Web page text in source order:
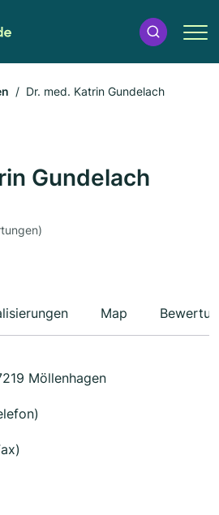
Dr. med. Katrin Gundelach
Gundelach
Map
Möllenhagen